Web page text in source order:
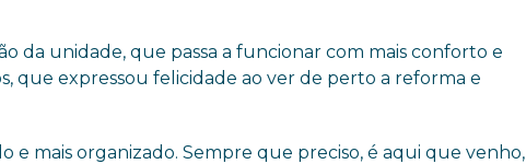
da unidade, que passa a funcionar com mais conforto e
que expressou felicidade ao ver de perto a reforma e
e mais organizado. Sempre que preciso, é aqui que venho,